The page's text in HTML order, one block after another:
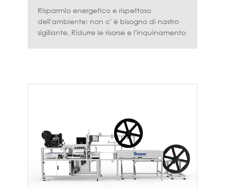
Risparmio energetico e rispettoso
dell'ambiente: non c' è bisogno di nastro
sigillante. Ridurre le risorse e l'inquinamento